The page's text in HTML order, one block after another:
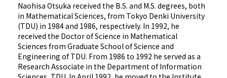
Naohisa Otsuka received the B.S. and M.S. degrees, both
in Mathematical Sciences, from Tokyo Denki University
(TDU) in 1984 and 1986, respectively. In 1992, he
received the Doctor of Science in Mathematical
Sciences from Graduate School of Science and
Engineering of TDU. From 1986 to 1992 he served as a
Research Associate in the Department of Information